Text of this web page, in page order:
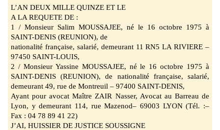
L’AN DEUX MILLE QUINZE ET LE
A LA REQUETE DE :
1 / Monsieur Salim MOUSSAJEE, né le 16 octobre 1975 à
SAINT-DENIS (REUNION), de
nationalité française, salarié, demeurant 11 RN5 LA RIVIERE –
97450 SAINT-LOUIS,
2 / Monsieur Yassine MOUSSAJEE, né le 16 octobre 1975 à
SAINT-DENIS (REUNION), de nationalité française, salarié,
demeurant 49, rue de Montreuil – 97400 SAINT-DENIS,
Ayant pour avocat Maître ZAIR Nasser, Avocat au Barreau de
Lyon, y demeurant 114, rue Mazenod–69003 LYON (Tél. :–
Fax : 04 78 89 41 22)
J’AI, HUISSIER DE JUSTICE SOUSSIGNE